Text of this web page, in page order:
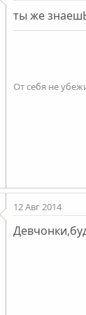
ты же
От себя не
12 Авг 2014